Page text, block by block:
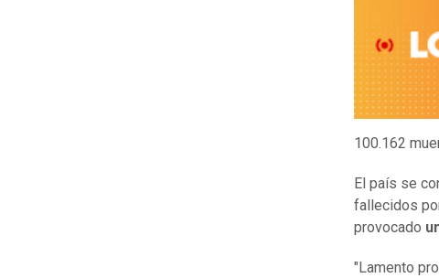
100.162
El país se
fallecidos
provocado
"Lamento